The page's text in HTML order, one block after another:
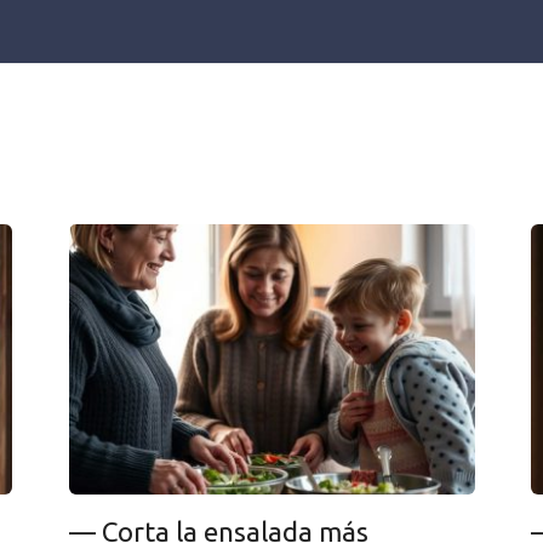
— Corta la ensalada más finamente — dijo doña Galina al tiempo que se arrepentía — Ay, perdona hija, otra vez lo mío… — No, tienes razón — sonrió Oxana — Kostik realmente prefiere los trozos pequeños. Enséñame cómo lo haces. La suegra le enseñó. — Hola, Oxana. ¿Está Kostik en casa? Doña Galina aguardaba en el umbral con su infaltable abrigo de paño y cuello de visón, perfectamente arreglada: ojos grises delineados, labios pintados, el pelo canoso recogido con esmero. En su mano derecha relucía el viejo anillo de amatista. — Está de viaje — respondió Oxana. — ¿No lo sabía? — ¿De viaje? — Doña Galina frunció el ceño — No me lo ha dicho. Yo pensaba venir un día, ver a los nietos antes de Año Nuevo. Regalos para la suegra. De la habitación salió corriendo Paulina — trenzas rubias, ojos marrones, esa simpática ventanita entre los dientes. — ¡Abuela! Y doña Galina, ya cruzaba el umbral, ya se quitaba el abrigo, ya besaba a su nieta en la coronilla. Oxana miraba y sentía cómo algo se contraía por dentro. Seis años. Seis años soportando ese «control». — No me quedaré mucho tiempo — dijo doña Galina inspeccionando el recibidor. — Solo veré a los niños y me iré. Pero el destino había dispuesto otra cosa. Eso sucedió dos horas después. Doña Galina salió al porche — no fumaba delante de los niños, y Oxana respetaba eso — y no advirtió el peldaño helado. Oxana oyó un grito y un golpe seco. Cuando salió corriendo, su suegra estaba sentada en el suelo, pálida como la tiza, sujetándose la pierna. — No se mueva — corrió hacia ella Oxana. — Llamo ahora mismo a la ambulancia. Las siguientes cuatro horas se confundieron entre hospital, radiografía, colas en urgencias, olor a medicinas. Fractura de tobillo. No complicada, pero escayola para seis semanas: no era ninguna broma. — No irá a ningún sitio — dijo el joven médico rellenando la ficha — Mínimo una semana de reposo absoluto. Luego las muletas. No puede subir a un tren con esa escayola. Oxana asintió en silencio. En el coche, de vuelta a casa, no hablaron. Doña Galina miraba por la ventana, jugueteando con el anillo. Oxana conducía y solo pensaba que las fiestas estaban definitivamente arruinadas. Siete días. Como mínimo siete días bajo el mismo techo. Sin Konstantin. Las dos. Bueno, los cuatro, contando a los niños. Pero en esa guerra silenciosa entre cuñadas los niños no cuentan. El 31 de diciembre, Oxana se levantó a las seis de la mañana. Había que picar ensaladas, asar carne, pensar en el plato principal. Los niños se despertarían — querrían comer. Doña Galina se levantaría — querría corregir. Servicio de ensaladas. Y así fue. — Cortas demasiado grueso — comentó la suegra, avanzando trabajosamente con las muletas hasta la mesa de la cocina. — La ensalada debe llevar cortes finos, así queda suave. — Lo sé — murmuró Oxana. — Y demasiada mayonesa. Se va a ahogar todo. — Lo sé. — A Kostik le gusta con más maíz. Oxana apoyó el cuchillo sobre la tabla. Regalos para la suegra. — Doña Galina, llevo preparando esa ensalada doce años. Sé cómo se hace. — Solo quería ayudar… — Gracias. No hace falta. Doña Galina apretó los labios — Oxana conocía de memoria ese gesto — y se fue a la habitación. El yeso blanco relució en la puerta, las muletas tocaban sordo el suelo. Oxana tomó el móvil y salió al balcón. Fuera reinaba la calma — ahora las fiestas son sin fuegos artificiales, en las ventanas solo titilan las luces. — Elena, no aguanto más — susurró al auricular de su amiga — simplemente no puedo. Va a estar aquí toda la semana. Kostik se ha ido, como si nada. Llevo seis años aguantando. No aguanto más. Si esto sigue así, me llevo a los niños y me marcho. No sabía que tras la puerta de cristal del balcón, en el sillón junto al árbol, estaba sentada doña Galina. Y lo escuchó todo. Recibieron el nuevo año en silencio. Paulina e Iván se durmieron sobre las once, sin esperar la medianoche. Oxana y doña Galina permanecieron sentadas — ensaladas, embutidos, la tele casi sin volumen. No se miraban. — Feliz Año Nuevo — dijo Oxana al ver el reloj marcar las doce. — Feliz Año Nuevo — respondió su suegra. Chocaron las copas. Bebieron un sorbo. Se fueron a dormir. El uno de enero llamó el marido. — Mamá, ¿cómo estás? Oxana, ¿y ella? — Bien — contestó Oxana — El sí. Una semana de reposo, después veremos. — ¿Lleváis bien? Oxana guardó silencio, mirando la puerta cerrada del salón. — Sí. — Oxana, sé que es duro… — Tú estás de viaje, Kostik. Tú allí, yo aquí. Con tu madre. En fiestas. Mejor no hablamos de esto. Colgó y rompió a llorar. En silencio, para que nadie la oyera, en el baño con el grifo abierto al máximo. Sus ojos oscuros y ojerosos la miraban desde el espejo. Treinta y dos años, dos hijos, seis años de matrimonio. Y la sensación de haber quedado atrapada en una vida fría y ajena. El uno de enero, doña Galina pidió que le trajeran documentos del bolso. — Necesito el DNI y el código — explicó — Quiero coger cita por el ‘Helsi’. Oxana abrió el viejo bolso de piel y empezó a buscar. Recibos, una libreta, el DNI… De pronto dio con una foto. La sacó por inercia, pensando que era un papel. Era una foto antigua en blanco y negro, con las esquinas dobladas. Una mujer joven con vestido de novia. Veintisiete años, quizá un poco más. Guapa… y totalmente llorosa. Ojos hinchados, rímel corrido, labios temblorosos. Oxana giró la foto. Al dorso, en tinta desvaída, ponía: “El día que comprendí que nunca me aceptarían. 15 de agosto de 1990”. Oxana estuvo un rato sosteniendo la nota. Volvió a la foto. Otra vez a la nota. Año 1990. Treinta y seis años antes. Doña Galina ahora tiene sesenta y uno. Entonces tenía veinticinco. Novia. Llorando. — ¿Has encontrado los papeles? Oxana se sobresaltó. Doña Galina estaba en la puerta con las muletas. — Yo… — Oxana quiso esconder la foto, pero no llegó a tiempo. La suegra la vio. Regalos para la suegra. Su rostro cambió en el acto. Algo doloroso le pasó por los ojos grises — miedo, tal vez vergüenza antigua. — Dame. Oxana le entregó la foto. Doña Galina la miró largo rato, luego la guardó en el bolsillo del batín. — El DNI, en el lateral izquierdo. Y se fue. La noche del tres de enero, Oxana despertó al escuchar un ruido. Iván dormía acurrucado a su lado — desde que el padre se fue. Paulina respiraba profundo en su cama. El ruido venía del salón. Oxana se levantó y salió. En la penumbra, sólo iluminada por las luces azules del árbol, estaba doña Galina con la pierna escayolada sobre el taburete. En las manos, la misma fotografía. — ¿No puedes dormir? — susurró Oxana. La suegra se estremeció. — Me duele la pierna… — Dudó un instante. — Y en general… Oxana se sentó a su lado, en el reposabrazos del sillón. Olía a mandarinas y a pino. Las luces titilaban — azul, amarillo, azul… — ¿Es usted en la foto, de novia? Larga pausa. — Yo misma. — ¿Y qué ocurrió? Doña Galina tardó en hablar. El tono era apagado, perdiéndose más allá del árbol. — Mi suegra. La madre de Víctor. Ella… me quebró. En tres años, completamente. Oxana contuvo la respiración. — Me odiaba desde el primer día. Yo no era de su círculo. Una chica normal de barrio, y ellos “gente bien”. Víctor me eligió, y ella nunca lo perdonó. Ni a mí. Me corregía a diario. Cada palabra, cada gesto. Mi borscht no era el que debía, ni planchaba bien, ni criaba a Kostik correctamente. Decía que no era digna de su hijo. Lo decía delante de él. De invitados. De vecinos. Oxana escuchaba, reconociéndose en cada frase. — Al cabo de tres años, acabé en el hospital. Crisis nerviosa. Tomaba calmantes por puñados. No podía ni servir la sopa. Los médicos le dijeron a Víctor: o ella se va o yo no salgo adelante. Víctor me eligió. Planteó un ultimátum a su madre. Ella se marchó. — ¿Y después? — Ella falleció. Medio año después. El corazón… No llegué a… no pude ni perdonar ni despedirme. Solo me dejó este anillo. En el testamento escribió: “A la nuera que me robó a mi hijo”. Llevo treinta años con él. Todos los días. Para recordar. — ¿Recordar qué? Doña Galina por fin miró a Oxana. Las luces hacían brillar sus ojos de lágrimas. — Me prometí entonces — nunca seré así. Nunca martirizaré a la esposa de mi hijo. Nunca romperé su hogar por mis celos. Agachó la cabeza. — Y nunca me di cuenta de que me convertí en peor. En el salón solo sonaba el adaptador de la guirnalda. — Escuché tu conversación — dijo Galina — en el balcón. Aquella noche. Dijiste que te irías. Que te llevarías a los niños. Por mi culpa. Oxana contuvo el aliento. — Doña Galina… — No hace falta. Lo entiendo todo. Llevo seis años viniendo y amargándoos la vida. Corrigiendo, entrometiéndome… Yo creía que ayudaba, que veía lo mejor, que soy madre… Pero en realidad, solo tengo miedo. Miedo de perder a Kostik. Miedo de que te elija y me olvide. Como Víctor me eligió y olvidó a su madre. Y por ese miedo hago todo para que ocurra más rápido. Oxana quedó en silencio. No sabía qué decir. — En esa foto lloro porque justo antes mi suegra me dijo: “Nunca serás aceptada por esta familia. Siempre serás extraña y seguirás siéndolo”. ¿Te he dicho algo así? Oxana bajó la mirada. Regalos para la suegra. — No con palabras. Pero… — Pero se lo hice sentir. — Sí. Doña Galina asintió. Despacio, como quien soporta un peso inmenso. — Perdóname, Oxana, hija… No lo quise así. Creía que sería distinta. Pero no vi cómo el miedo me volvió igual. Se quedaron así hasta el amanecer. Hablando, callando, volviendo a hablar. Doña Galina relató la historia de Víctor, fallecido hace siete años. Lo difícil de un piso vacío, temiendo que el único hijo olvide, deje de llamar… Oxana habló de su cansancio. De sentirse invisible en su propia casa. De intentar ser buena, y no conseguirlo jamás. Al amanecer, cuando el cielo empezaba a clarear, doña Galina dijo: — ¿Sabes qué temo más que nada? Que Paulina se case algún día y yo me vuelva para su marido el mismo fantasma que fui para ti. Esto es como una enfermedad, va en la sangre. Mi suegra lo hizo —¿Y dónde me siento, Igor?—pregunté en voz baja. Por fin me miró y vi el fastidio en sus ojos. —No lo sé, arréglatelas. ¿Ves que todos están ocupados charlando? Algunos invitados soltaron